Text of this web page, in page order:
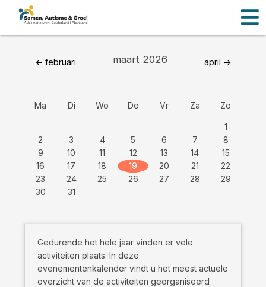
<- februari maart 2026 april ->
Ma Di Wo Do Vr Za Zo
1
2
3 4 5 6 7
8
9
10 11 12 13 14
15
16
17 18 19 20 21
22
23
24 25 26 27 28
29
30
31
Gedurende het hele jaar vinden er vele
activiteiten plaats. In deze
evenementenkalender vindt u het meest actuele
overzicht van de activiteiten georganiseerd